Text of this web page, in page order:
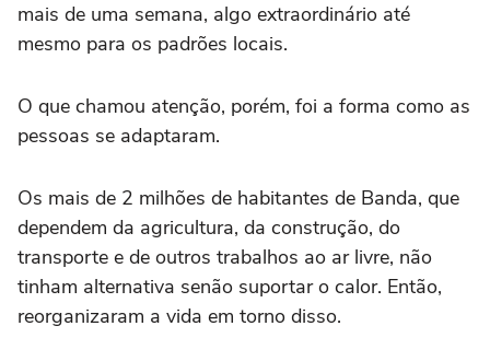
mais de uma semana, algo extraordinário até
mesmo para os padrões locais.
O que chamou atenção, porém, foi a forma como as
pessoas se adaptaram.
Os mais de 2 milhões de habitantes de Banda, que
dependem da agricultura, da construção, do
transporte e de outros trabalhos ao ar livre, não
tinham alternativa senão suportar o calor. Então,
reorganizaram a vida em torno disso.